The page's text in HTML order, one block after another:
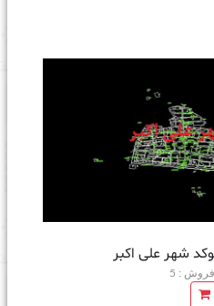
شهر علی اکبر
فروش : 5